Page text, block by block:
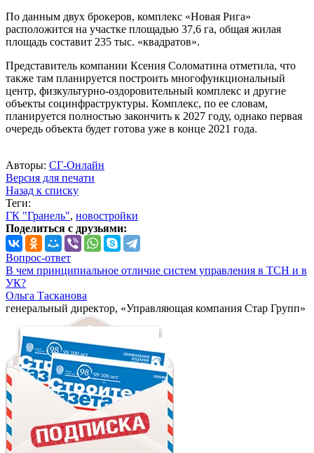
По данным двух брокеров, комплекс «Новая Рига»
расположится на участке площадью 37,6 га, общая жилая
площадь составит 235 тыс. «квадратов».
Представитель компании Ксения Соломатина отметила, что
также там планируется построить многофункциональный
центр, физкультурно-оздоровительный комплекс и другие
объекты социнфраструктуры. Комплекс, по ее словам,
планируется полностью закончить к 2027 году, однако первая
очередь объекта будет готова уже в конце 2021 года.
Авторы: СГ-Онлайн
Версия для печати
Назад к списку
Теги:
ГК "Гранель", новостройки
Поделиться с друзьями:
Вопрос-ответ
В чем принципиальное отличие систем управления в ТСН и в
УК?
Ольга Тасканова
генеральный директор, «Управляющая компания Стар Групп»